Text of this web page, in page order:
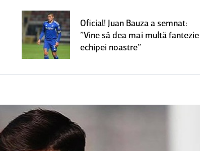
Oficial! Juan Bauza a semnat:
”Vine să dea mai multă fantezie
echipei noastre”